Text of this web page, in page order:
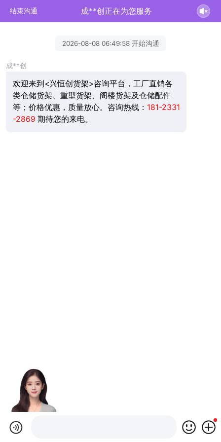
结束沟通 成**创正在为您服务
2026-08-08 06:49:58 开始沟通
成**创
欢迎来到<兴恒创货架>咨询平台，工厂直销各
类仓储货架、重型货架、阁楼货架及仓储配件
等；价格优惠，质量放心。咨询热线： 181-2331
-2869 期待您的来电。